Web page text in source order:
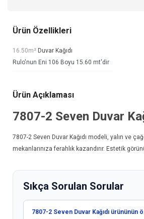
Ürün Özellikleri
16.50m² Duvar Kağıdı
Rulo'nun Eni 106 Boyu 15.60 mt'dir
Ürün Açıklaması
7807-2 Seven Duvar
7807-2 Seven Duvar Kağıdı modeli, yalın ve
mekanlarınıza ferahlık kazandırır. Estetik
Sıkça Sorulan Sorular
7807-2 Seven Duvar Kağıdı ürününün